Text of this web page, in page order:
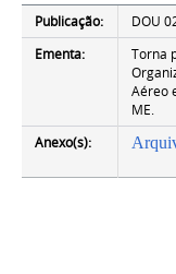
Publicação:
DOU
Ementa:
Torna
Aéreo
ME.
Anexo(s):